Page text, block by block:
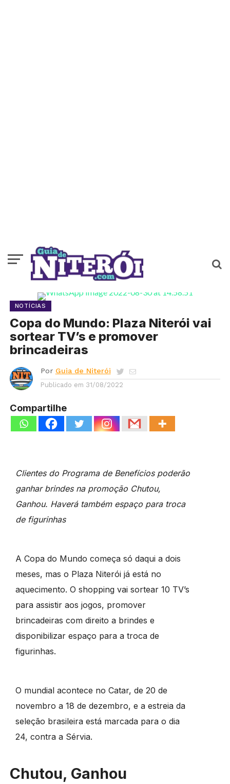
NOTÍCIAS
Copa do Mundo: Plaza Niterói vai
sortear TV’s e promover
brincadeiras
Por Guia de Niterói
Publicado em 31/08/2022
Compartilhe
Clientes do Programa de Benefícios poderão
ganhar brindes na promoção Chutou,
Ganhou. Haverá também espaço para troca
de figurinhas
A Copa do Mundo começa só daqui a dois
meses, mas o Plaza Niterói já está no
aquecimento. O shopping vai sortear 10 TV’s
para assistir aos jogos, promover
brincadeiras com direito a brindes e
disponibilizar espaço para a troca de
figurinhas.
O mundial acontece no Catar, de 20 de
novembro a 18 de dezembro, e a estreia da
seleção brasileira está marcada para o dia
24, contra a Sérvia.
Chutou, Ganhou